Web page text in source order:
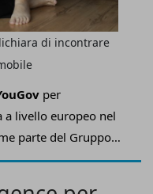
per
a livello europeo nel
parte del Gruppo
vigore dell’European
di incontrare